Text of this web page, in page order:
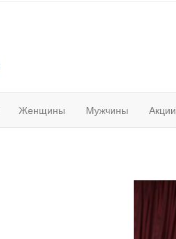
Женщины Мужчины Акции